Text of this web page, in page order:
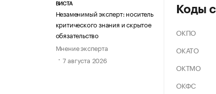
ВИСТА
Незаменимый эксперт: носитель
критического знания и скрытое
обязательство
Мнение эксперта
7 августа 2026
Коды
ОКПО
ОКАТО
ОКТМО
ОКФС